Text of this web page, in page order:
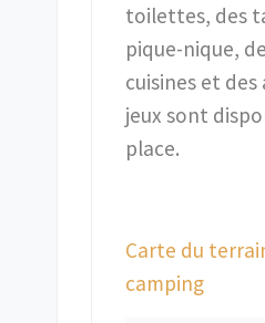
toilettes, des
pique-nique,
cuisines et des
jeux sont
place.
Carte du
camping